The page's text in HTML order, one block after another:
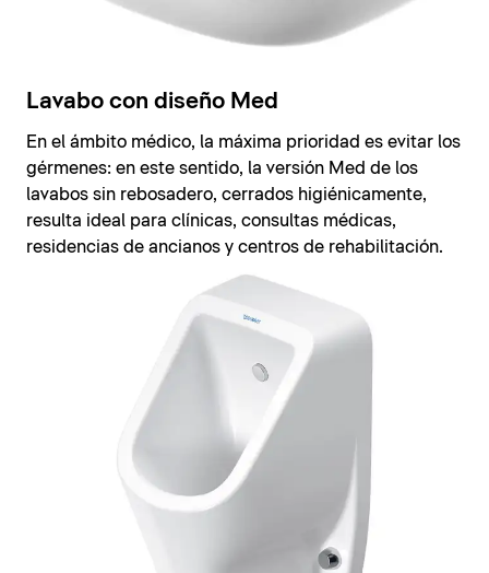
Lavabo con diseño Med
En el ámbito médico, la máxima prioridad es evitar los
gérmenes: en este sentido, la versión Med de los
lavabos sin rebosadero, cerrados higiénicamente,
resulta ideal para clínicas, consultas médicas,
residencias de ancianos y centros de rehabilitación.